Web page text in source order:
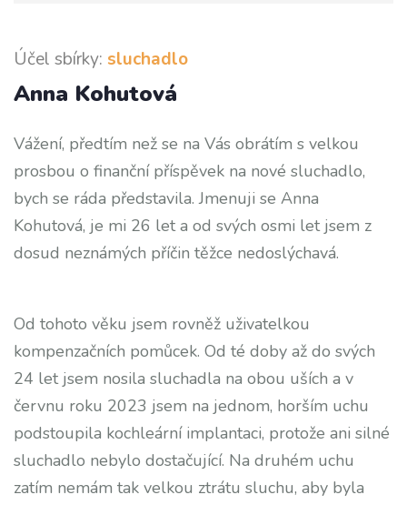
Účel sbírky: sluchadlo
Anna Kohutová
Vážení, předtím než se na Vás obrátím s velkou
prosbou o finanční příspěvek na nové sluchadlo,
bych se ráda představila. Jmenuji se Anna
Kohutová, je mi 26 let a od svých osmi let jsem z
dosud neznámých příčin těžce nedoslýchavá.
Od tohoto věku jsem rovněž uživatelkou
kompenzačních pomůcek. Od té doby až do svých
24 let jsem nosila sluchadla na obou uších a v
červnu roku 2023 jsem na jednom, horším uchu
podstoupila kochleární implantaci, protože ani silné
sluchadlo nebylo dostačující. Na druhém uchu
zatím nemám tak velkou ztrátu sluchu, aby byla